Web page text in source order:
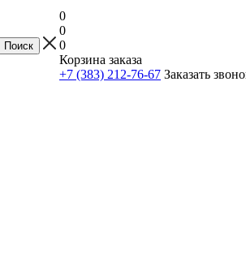
0
0
0
Корзина заказа
+7 (383) 212-76-67 Заказать